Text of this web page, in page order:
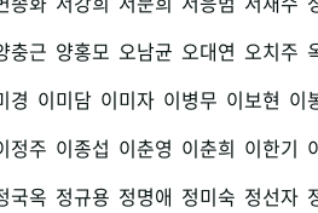
충근 양홍모 오남균 오대연 오치주
경 이미담 이미자 이병무 이보현 이
정주 이종섭 이춘영 이춘희 이한기
국옥 정규용 정명애 정미숙 정선자